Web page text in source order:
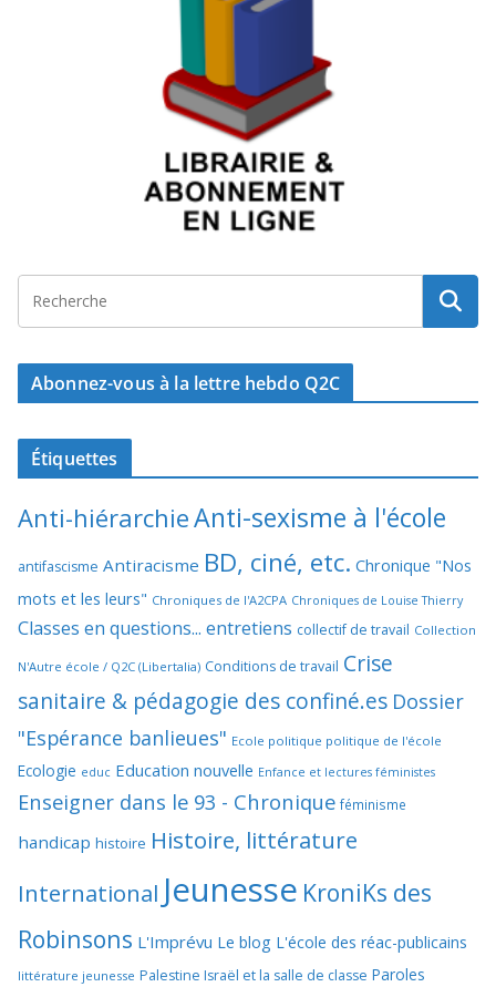
Abonnez-vous à la lettre hebdo Q2C
Étiquettes
Anti-hiérarchieAnti-sexisme à l'école
antifascisme Antiracisme BD, ciné, etc. Chronique "Nos
mots et les leurs" Chroniques de l'A2CPA Chroniques de Louise Thierry
Classes en questions... entretiens collectif de travail Collection
N'Autre école / Q2C (Libertalia) Conditions de travail Crise
sanitaire & pédagogie des confiné.es Dossier
"Espérance banlieues" Ecole politique politique de l'école
Ecologie educ Education nouvelle Enfance et lectures féministes
Enseigner dans le 93 - Chronique féminisme
handicap histoire Histoire, littérature
International Jeunesse KroniKs des
Robinsons L'Imprévu Le blog L'école des réac-publicains
littérature jeunesse Palestine Israël et la salle de classe Paroles